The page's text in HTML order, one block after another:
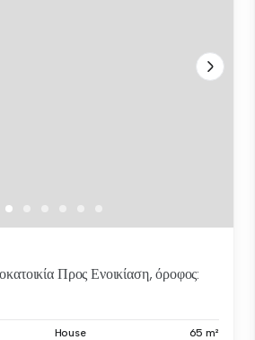
Προς Ενοικίαση, όροφος:
House 65 m²